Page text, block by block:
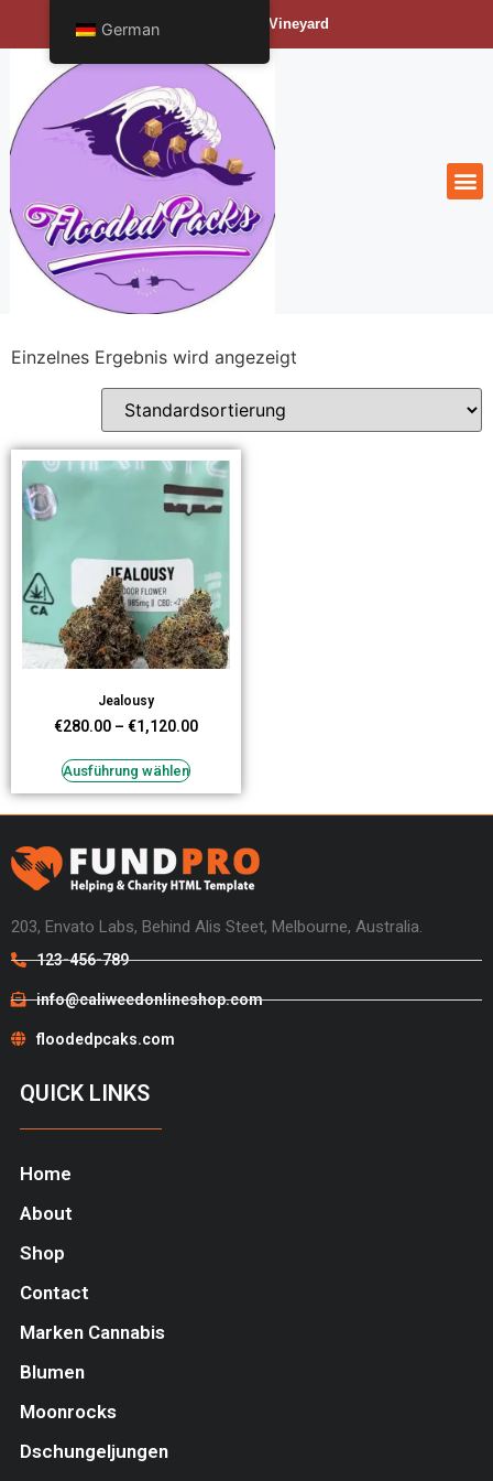
Bengals Vineyard
Einzelnes Ergebnis wird angezeigt
Jealousy
€280.00 – €1,120.00
Ausführung wählen
203, Envato Labs, Behind Alis Steet, Melbourne, Australia.
123-456-789
info@caliweedonlineshop.com
floodedpcaks.com
QUICK LINKS
Home
About
Shop
Contact
Marken Cannabis
Blumen
Moonrocks
Dschungeljungen
German